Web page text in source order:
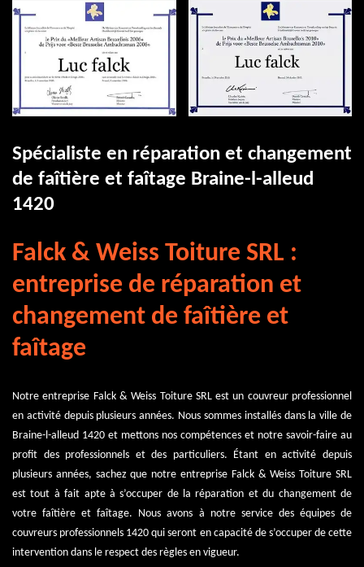
Spécialiste en réparation et changement
de faîtière et faîtage Braine-l-alleud
1420
Falck & Weiss Toiture SRL :
entreprise de réparation et
changement de faîtière et
faîtage
Notre entreprise Falck & Weiss Toiture SRL est un couvreur professionnel
en activité depuis plusieurs années. Nous sommes installés dans la ville de
Braine-l-alleud 1420 et mettons nos compétences et notre savoir-faire au
profit des professionnels et des particuliers. Étant en activité depuis
plusieurs années, sachez que notre entreprise Falck & Weiss Toiture SRL
est tout à fait apte à s’occuper de la réparation et du changement de
votre faîtière et faîtage. Nous avons à notre service des équipes de
couvreurs professionnels 1420 qui seront en capacité de s’occuper de cette
intervention dans le respect des règles en vigueur.